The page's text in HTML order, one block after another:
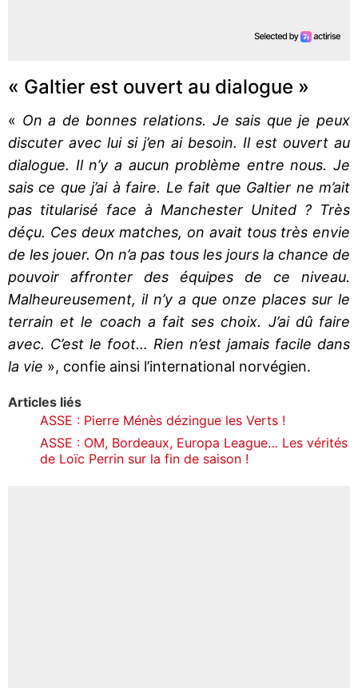
« Galtier est ouvert au dialogue »
« On a de bonnes relations. Je sais que je peux
discuter avec lui si j’en ai besoin. Il est ouvert au
dialogue. Il n’y a aucun problème entre nous. Je
sais ce que j’ai à faire. Le fait que Galtier ne m’ait
pas titularisé face à Manchester United ? Très
déçu. Ces deux matches, on avait tous très envie
de les jouer. On n’a pas tous les jours la chance de
pouvoir affronter des équipes de ce niveau.
Malheureusement, il n’y a que onze places sur le
terrain et le coach a fait ses choix. J’ai dû faire
avec. C’est le foot… Rien n’est jamais facile dans
la vie », confie ainsi l’international norvégien.
Articles liés
ASSE : Pierre Ménès dézingue les Verts !
ASSE : OM, Bordeaux, Europa League… Les vérités
de Loïc Perrin sur la fin de saison !